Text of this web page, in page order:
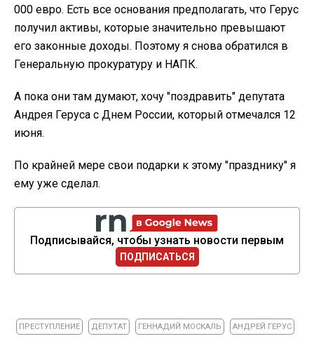
000 евро. Есть все основания предполагать, что Герус
получил активы, которые значительно превышают
его законные доходы. Поэтому я снова обратился в
Генеральную прокуратуру и НАПК.
А пока они там думают, хочу "поздравить" депутата
Андрея Геруса с Днем России, который отмечался 12
июня.
По крайней мере свои подарки к этому "празднику" я
ему уже сделал.
Подписывайся, чтобы узнать новости первым
ПОДПИСАТЬСЯ
ПРЕСТУПЛЕНИЕ ДЕПУТАТ ГЕННАДИЙ МОСКАЛЬ АНДРЕЙ ГЕРУС